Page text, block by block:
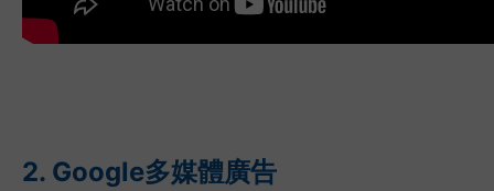
2. Google多媒體廣告